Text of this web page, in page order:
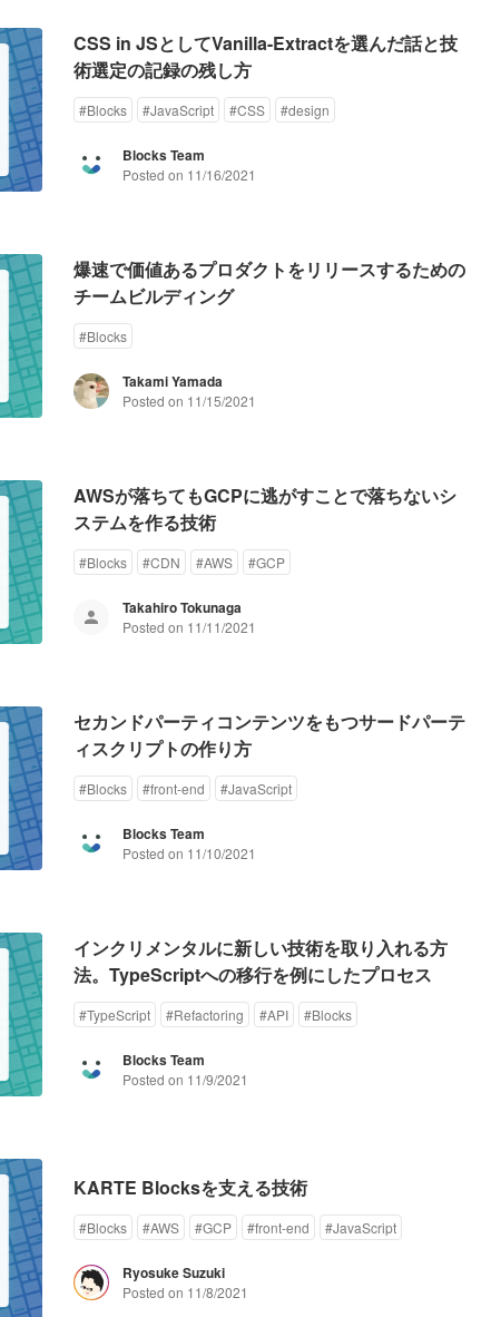
CSS in JSとしてVanilla-Extractを選んだ話と技
術選定の記録の残し方
#Blocks #JavaScript #CSS #design
Blocks Team
Posted on 11/16/2021
爆速で価値あるプロダクトをリリースするための
チームビルディング
#Blocks
Takami Yamada
Posted on 11/15/2021
AWSが落ちてもGCPに逃がすことで落ちないシ
ステムを作る技術
#Blocks #CDN #AWS #GCP
Takahiro Tokunaga
Posted on 11/11/2021
セカンドパーティコンテンツをもつサードパーテ
ィスクリプトの作り方
#Blocks #front-end #JavaScript
Blocks Team
Posted on 11/10/2021
インクリメンタルに新しい技術を取り入れる方
法。TypeScriptへの移行を例にしたプロセス
#TypeScript #Refactoring #API #Blocks
Blocks Team
Posted on 11/9/2021
KARTE Blocksを支える技術
#Blocks #AWS #GCP #front-end #JavaScript
Ryosuke Suzuki
Posted on 11/8/2021